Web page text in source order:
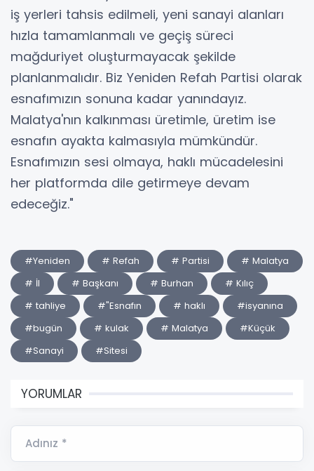
iş yerleri tahsis edilmeli, yeni sanayi alanları
hızla tamamlanmalı ve geçiş süreci
mağduriyet oluşturmayacak şekilde
planlanmalıdır. Biz Yeniden Refah Partisi olarak
esnafımızın sonuna kadar yanındayız.
Malatya'nın kalkınması üretimle, üretim ise
esnafın ayakta kalmasıyla mümkündür.
Esnafımızın sesi olmaya, haklı mücadelesini
her platformda dile getirmeye devam
edeceğiz."
#Yeniden # Refah # Partisi
# Malatya
# İl
# Başkanı # Burhan
# Kılıç
# tahliye
#"Esnafın # haklı
#isyanına
#bugün
# kulak # Malatya
#Küçük
#Sanayi
#Sitesi
YORUMLAR
Adınız *